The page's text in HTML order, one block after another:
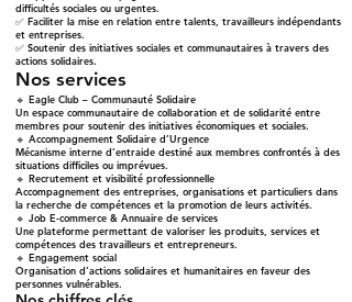
difficultés sociales ou urgentes.
✅ Faciliter la mise en relation entre talents, travailleurs indépendants
et entreprises.
✅ Soutenir des initiatives sociales et communautaires à travers des
actions solidaires.
Nos services
🔹 Eagle Club – Communauté Solidaire
Un espace communautaire de collaboration et de solidarité entre
membres pour soutenir des initiatives économiques et sociales.
🔹 Accompagnement Solidaire d’Urgence
Mécanisme interne d’entraide destiné aux membres confrontés à des
situations difficiles ou imprévues.
🔹 Recrutement et visibilité professionnelle
Accompagnement des entreprises, organisations et particuliers dans
la recherche de compétences et la promotion de leurs activités.
🔹 Job E-commerce & Annuaire de services
Une plateforme permettant de valoriser les produits, services et
compétences des travailleurs et entrepreneurs.
🔹 Engagement social
Organisation d’actions solidaires et humanitaires en faveur des
personnes vulnérables.